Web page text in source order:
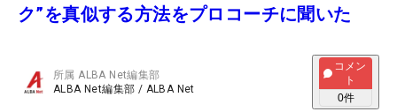
ク”を真似する方法をプロコーチに聞いた
所属ALBA Net編集部
ALBA Net編集部 / ALBA Net
コメン
ト
0件